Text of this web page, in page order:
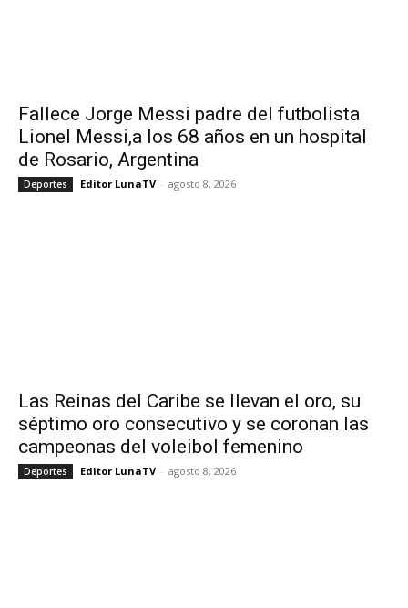
Fallece Jorge Messi padre del futbolista
Lionel Messi,a los 68 años en un hospital
de Rosario, Argentina
Deportes Editor LunaTV - agosto 8, 2026
Las Reinas del Caribe se llevan el oro, su
séptimo oro consecutivo y se coronan las
campeonas del voleibol femenino
Deportes Editor LunaTV - agosto 8, 2026